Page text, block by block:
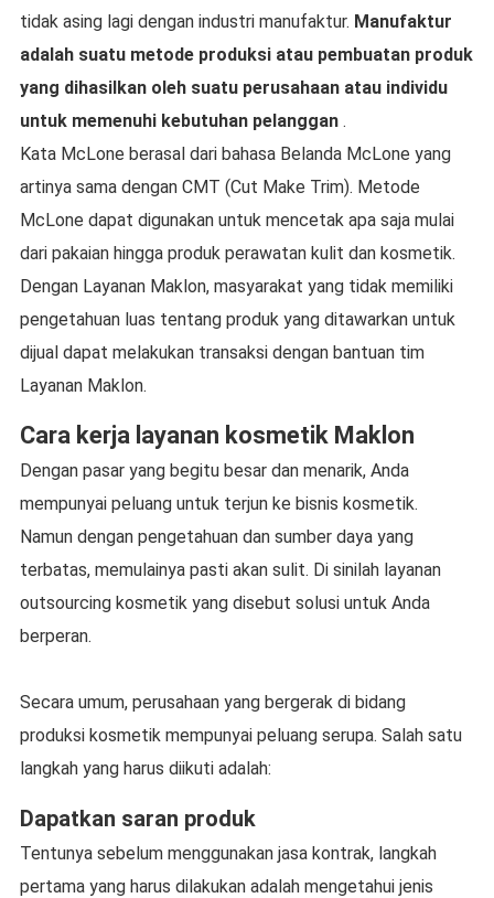
tidak asing lagi dengan industri manufaktur. Manufaktur
adalah suatu metode produksi atau pembuatan produk
yang dihasilkan oleh suatu perusahaan atau individu
untuk memenuhi kebutuhan pelanggan.
Kata McLone berasal dari bahasa Belanda McLone yang
artinya sama dengan CMT (Cut Make Trim). Metode
McLone dapat digunakan untuk mencetak apa saja mulai
dari pakaian hingga produk perawatan kulit dan kosmetik.
Dengan Layanan Maklon, masyarakat yang tidak memiliki
pengetahuan luas tentang produk yang ditawarkan untuk
dijual dapat melakukan transaksi dengan bantuan tim
Layanan Maklon.
Cara kerja layanan kosmetik Maklon
Dengan pasar yang begitu besar dan menarik, Anda
mempunyai peluang untuk terjun ke bisnis kosmetik.
Namun dengan pengetahuan dan sumber daya yang
terbatas, memulainya pasti akan sulit. Di sinilah layanan
outsourcing kosmetik yang disebut solusi untuk Anda
berperan.
Secara umum, perusahaan yang bergerak di bidang
produksi kosmetik mempunyai peluang serupa. Salah satu
langkah yang harus diikuti adalah:
Dapatkan saran produk
Tentunya sebelum menggunakan jasa kontrak, langkah
pertama yang harus dilakukan adalah mengetahui jenis